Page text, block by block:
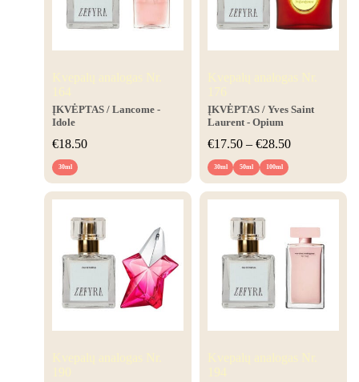
Kvepalų analogas Nr.
164
ĮKVĖPTAS / Lancome -
Idole
€18.50
30ml
Kvepalų analogas Nr.
176
ĮKVĖPTAS / Yves Saint
Laurent - Opium
€17.50 – €28.50
30ml 50ml 100ml
Kvepalų analogas Nr.
190
Kvepalų analogas Nr.
194